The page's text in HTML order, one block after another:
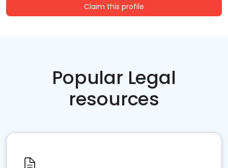
Claim this profile
Popular Legal
resources